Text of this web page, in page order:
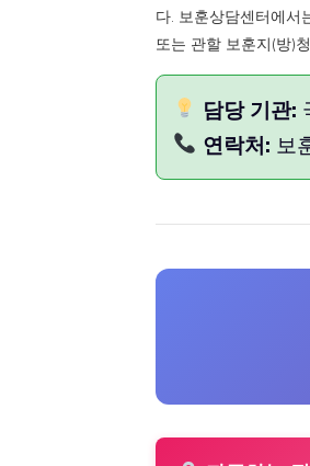
다. 보훈상담센터에서
또는 관할 보훈지(방)
담당 기관:
연락처: 보